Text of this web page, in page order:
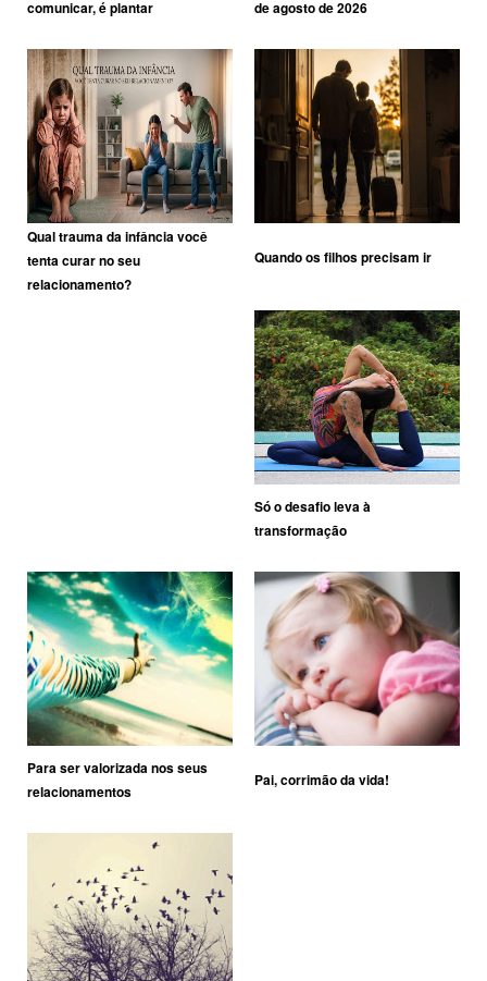
comunicar, é plantar de agosto de 2026
Qual trauma da infância você
tenta curar no seu
relacionamento?
Quando os filhos precisam ir
Só o desafio leva à
transformação
Para ser valorizada nos seus
relacionamentos
Pai, corrimão da vida!